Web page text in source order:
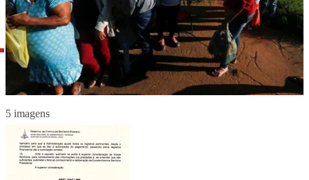
5 imagens